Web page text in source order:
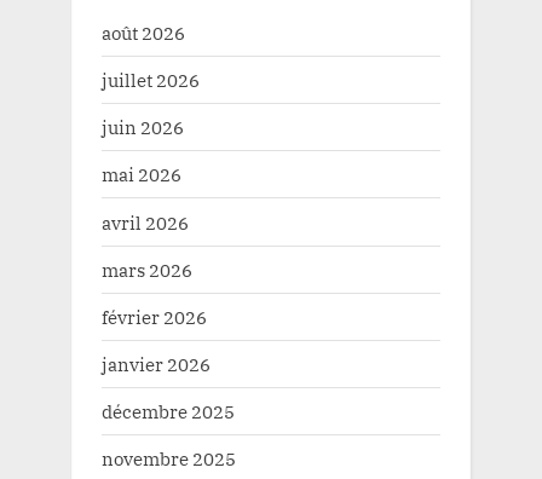
août 2026
juillet 2026
juin 2026
mai 2026
avril 2026
mars 2026
février 2026
janvier 2026
décembre 2025
novembre 2025